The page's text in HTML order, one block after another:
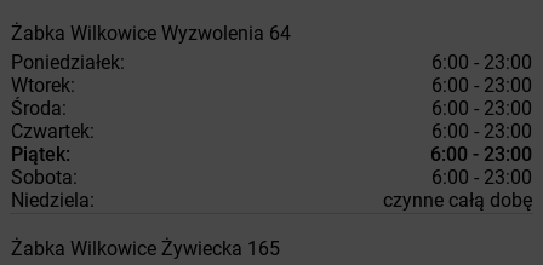
Żabka Wilkowice Wyzwolenia 64
Poniedziałek:
6:00 - 23:00
Wtorek:
6:00 - 23:00
Środa:
6:00 - 23:00
Czwartek:
6:00 - 23:00
Piątek:
6:00 - 23:00
Sobota:
6:00 - 23:00
Niedziela:
czynne całą dobę
Żabka Wilkowice Żywiecka 165